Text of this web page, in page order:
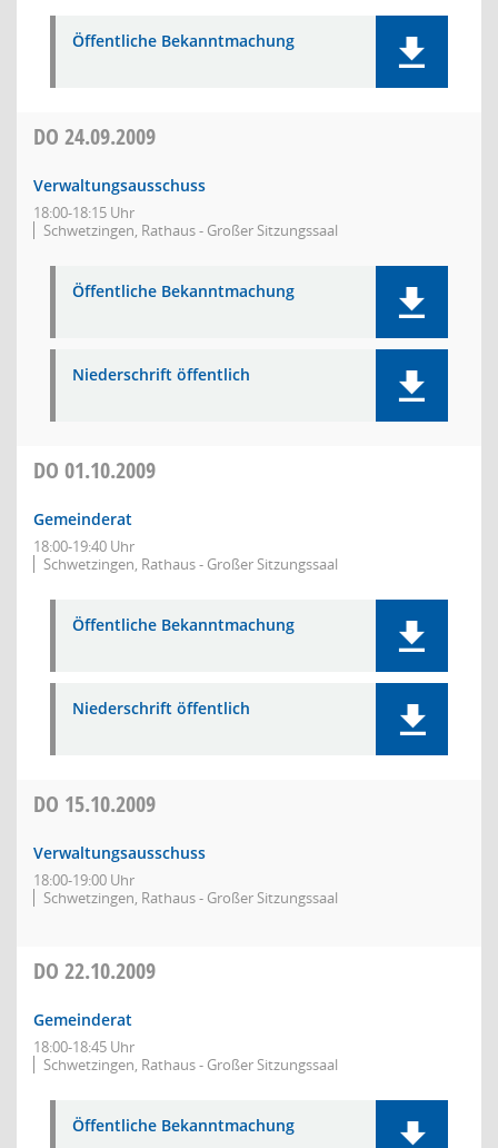
Öffentliche Bekanntmachung
DO 24.09.2009
Verwaltungsausschuss
18:00-18:15 Uhr
Schwetzingen, Rathaus - Großer Sitzungssaal
Öffentliche Bekanntmachung
Niederschrift öffentlich
DO 01.10.2009
Gemeinderat
18:00-19:40 Uhr
Schwetzingen, Rathaus - Großer Sitzungssaal
Öffentliche Bekanntmachung
Niederschrift öffentlich
DO 15.10.2009
Verwaltungsausschuss
18:00-19:00 Uhr
Schwetzingen, Rathaus - Großer Sitzungssaal
DO 22.10.2009
Gemeinderat
18:00-18:45 Uhr
Schwetzingen, Rathaus - Großer Sitzungssaal
Öffentliche Bekanntmachung